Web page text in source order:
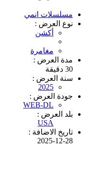
مسلسلات انمي
نوع العرض :
أكشن
مغامرة
مدة العرض :
30 دقيقة
سنة العرض :
2025
جودة العرض :
WEB-DL
بلد العرض :
USA
تاريخ الاضافة :
2025-12-28